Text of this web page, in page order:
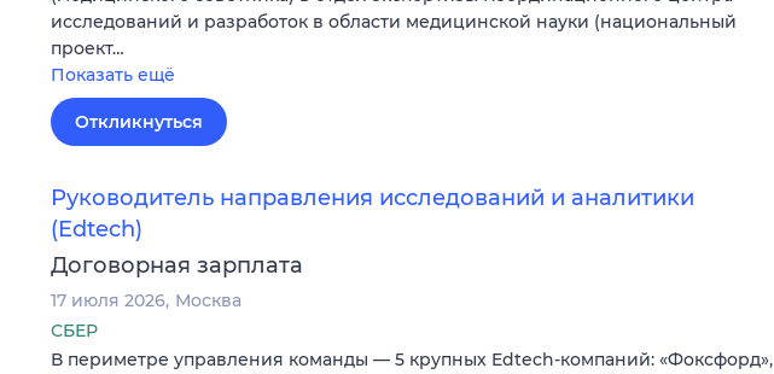
исследований и разработок в области медицинской науки (национальный
проект…
Показать ещё
Откликнуться
Руководитель направления исследований и аналитики
(Edtech)
Договорная зарплата
17 июля 2026 Москва
СБЕР
В периметре управления команды — 5 крупных Edtech-компаний: «Фоксфорд»,